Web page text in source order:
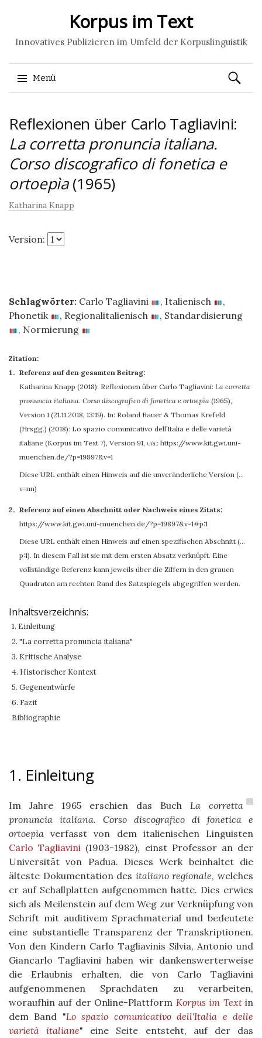
Korpus im Text
Innovatives Publizieren im Umfeld der Korpuslinguistik
Menü
zum
Suchen
nach:
Reflexionen über Carlo Tagliavini:
La corretta pronuncia italiana.
Corso discografico di fonetica e
ortoepìa(1965)
Katharina Knapp
Version:
Schlagwörter: Carlo Tagliavini , Italienisch
,
Phonetik
, Regionalitalienisch , Standardisierung
, Normierung
Zitation:
Referenz auf den gesamten Beitrag:
Katharina Knapp (2018): Reflexionen über Carlo Tagliavini: La corretta
pronuncia italiana. Corso discografico di fonetica e ortoepìa (1965),
Version 1 (21.11.2018, 13:19). In: Roland Bauer & Thomas Krefeld
(Hrsgg.) (2018): Lo spazio comunicativo dell’Italia e delle varietà
italiane (Korpus im Text 7), Version 91, url: https://www.kit.gwi.uni-
muenchen.de/?p=19897&v=1
Diese URL enthält einen Hinweis auf die unveränderliche Version (…
v=nn)
Referenz auf einen Abschnitt oder Nachweis eines Zitats:
https://www.kit.gwi.uni-muenchen.de/?p=19897&v=1#p:1
Diese URL enthält einen Hinweis auf einen spezifischen Abschnitt (…
p:1). In diesem Fall ist sie mit dem ersten Absatz verknüpft. Eine
vollständige Referenz kann jeweils über die Ziffern in den grauen
Quadraten am rechten Rand des Satzspiegels abgegriffen werden.
Inhaltsverzeichnis:
1. Einleitung
2. "La corretta pronuncia italiana"
3. Kritische Analyse
4. Historischer Kontext
5. Gegenentwürfe
6. Fazit
Bibliographie
1. Einleitung
1
Im Jahre 1965 erschien das Buch La corretta
pronuncia italiana. Corso discografico di fonetica e
ortoepìa verfasst von dem italienischen Linguisten
Carlo Tagliavini (1903-1982), einst Professor an der
Universität von Padua. Dieses Werk beinhaltet die
älteste Dokumentation des italiano regionale, welches
er auf Schallplatten aufgenommen hatte. Dies erwies
sich als Meilenstein auf dem Weg zur Verknüpfung von
Schrift mit auditivem Sprachmaterial und bedeutete
eine substantielle Transparenz der Transkriptionen.
Von den Kindern Carlo Tagliavinis Silvia, Antonio und
Giancarlo Tagliavini haben wir dankenswerterweise
die Erlaubnis erhalten, die von Carlo Tagliavini
aufgenommenen Sprachdaten zu verarbeiten,
woraufhin auf der Online-Plattform Korpus im Textin
dem Band "Lo spazio comunicativo dell'Italia e delle
varietà italiane" eine Seite entsteht, auf der das